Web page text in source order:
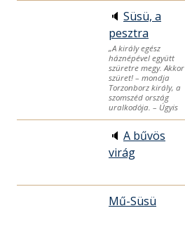
🔈 Süsü, a
pesztra
„A király egész
háznépével együtt
szüretre megy. Akkor
szüret! – mondja
Torzonborz király, a
szomszéd ország
uralkodója. – Úgyis
🔈 A bűvös
virág
Mű-Süsü